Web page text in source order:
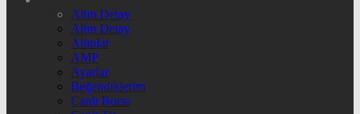
Altın Detay
Altın Detay
Altınlar
AMP
Ayarlar
Beğendiklerim
Canlı Borsa